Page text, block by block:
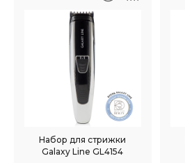
Набор для стрижки
Galaxy Line GL4154